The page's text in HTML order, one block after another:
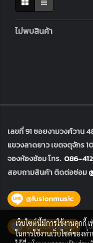
ไม่พบสินค้า
เลขที่ 91 ซอยงามวงศ์วาน
แขวงลาดยาว เขตจตุจักร
จองห้องซ้อม โทร. 086-
สอบถามสินค้า ติดต่อซ่อม
เว็บไซต์นี้มีการใช้งานคุกกี้
ในการใช้งานเว็บไซต์ของ